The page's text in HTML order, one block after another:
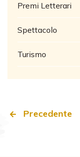
Premi Letterari
Spettacolo
Turismo
Precedente